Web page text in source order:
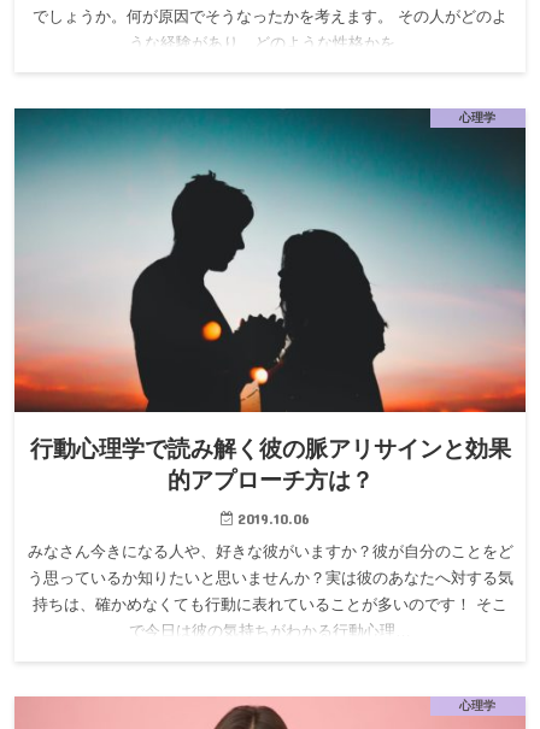
でしょうか。何が原因でそうなったかを考えます。 その人がどのよ
うな経験があり、どのような性格かを…
心理学
行動心理学で読み解く彼の脈アリサインと効果
的アプローチ方は？
2019.10.06
みなさん今きになる人や、好きな彼がいますか？彼が自分のことをど
う思っているか知りたいと思いませんか？実は彼のあなたへ対する気
持ちは、確かめなくても行動に表れていることが多いのです！ そこ
で今日は彼の気持ちがわかる行動心理…
心理学